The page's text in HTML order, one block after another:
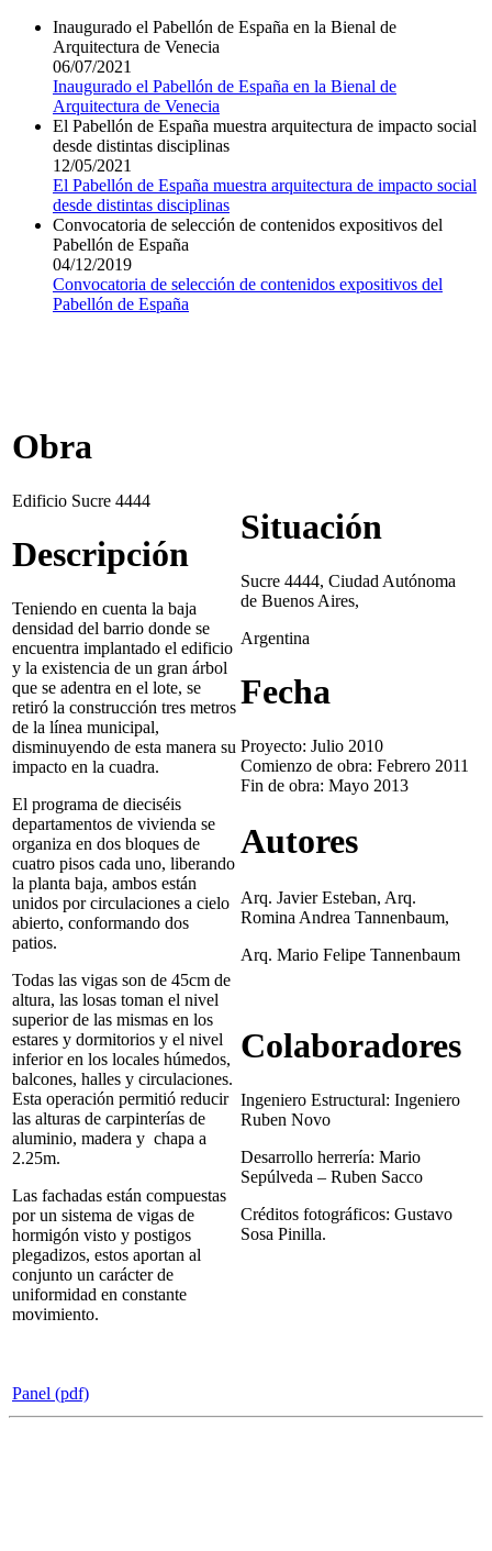
Inaugurado el Pabellón de España en la Bienal de
Arquitectura de Venecia
06/07/2021
Inaugurado el Pabellón de España en la Bienal de
Arquitectura de Venecia
El Pabellón de España muestra arquitectura de impacto social
desde distintas disciplinas
12/05/2021
El Pabellón de España muestra arquitectura de impacto social
desde distintas disciplinas
Convocatoria de selección de contenidos expositivos del
Pabellón de España
04/12/2019
Convocatoria de selección de contenidos expositivos del
Pabellón de España
Obra
Edificio Sucre 4444
Descripción
Teniendo en cuenta la baja
densidad del barrio donde se
encuentra implantado el edificio
y la existencia de un gran árbol
que se adentra en el lote, se
retiró la construcción tres metros
de la línea municipal,
disminuyendo de esta manera su
impacto en la cuadra.
El programa de dieciséis
departamentos de vivienda se
organiza en dos bloques de
cuatro pisos cada uno, liberando
la planta baja, ambos están
unidos por circulaciones a cielo
abierto, conformando dos
patios.
Todas las vigas son de 45cm de
altura, las losas toman el nivel
superior de las mismas en los
estares y dormitorios y el nivel
inferior en los locales húmedos,
balcones, halles y circulaciones.
Esta operación permitió reducir
las alturas de carpinterías de
aluminio, madera y chapa a
2.25m.
Las fachadas están compuestas
por un sistema de vigas de
hormigón visto y postigos
plegadizos, estos aportan al
conjunto un carácter de
uniformidad en constante
movimiento.
Situación
Sucre 4444, Ciudad Autónoma
de Buenos Aires,
Argentina
Fecha
Proyecto: Julio 2010
Comienzo de obra: Febrero 2011
Fin de obra: Mayo 2013
Autores
Arq. Javier Esteban, Arq.
Romina Andrea Tannenbaum,
Arq. Mario Felipe Tannenbaum
Colaboradores
Ingeniero Estructural: Ingeniero
Ruben Novo
Desarrollo herrería: Mario
Sepúlveda – Ruben Sacco
Créditos fotográficos: Gustavo
Sosa Pinilla.
Panel (pdf)